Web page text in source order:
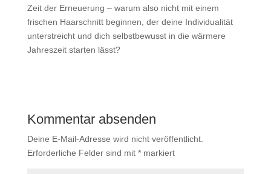
Zeit der Erneuerung – warum also nicht mit einem
frischen Haarschnitt beginnen, der deine Individualität
unterstreicht und dich selbstbewusst in die wärmere
Jahreszeit starten lässt?
Kommentar absenden
Deine E-Mail-Adresse wird nicht veröffentlicht.
Erforderliche Felder sind mit *markiert